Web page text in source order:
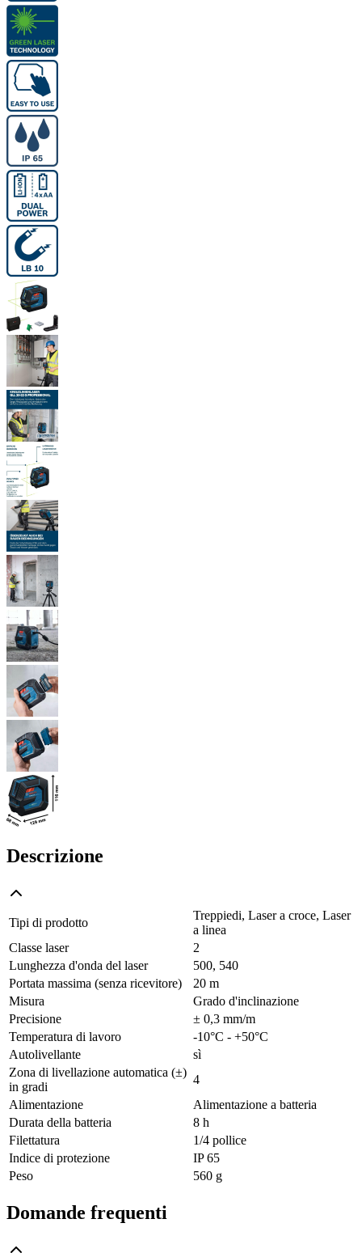
Descrizione
Tipi di prodotto
Treppiedi, Laser a croce, Laser
a linea
Classe laser
2
Lunghezza d'onda del laser
500, 540
Portata massima (senza ricevitore)
20 m
Misura
Grado d'inclinazione
Precisione
± 0,3 mm/m
Temperatura di lavoro
-10°C - +50°C
Autolivellante
sì
Zona di livellazione automatica (±)
in gradi
4
Alimentazione
Alimentazione a batteria
Durata della batteria
8 h
Filettatura
1/4 pollice
Indice di protezione
IP 65
Peso
560 g
Domande frequenti